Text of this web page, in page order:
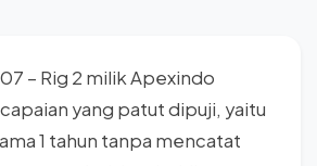
– Rig 2 milik Apexindo
yang patut dipuji, yaitu
1 tahun tanpa mencatat